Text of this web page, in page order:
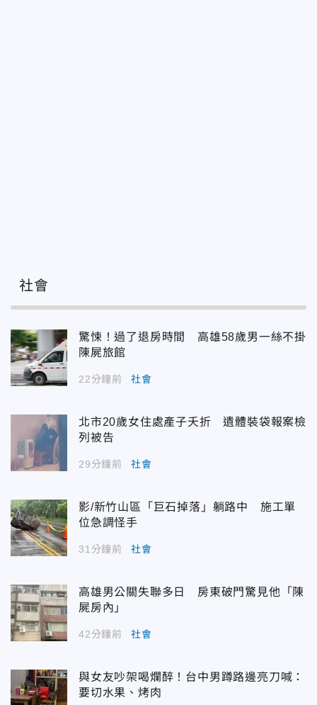
社會
驚悚！過了退房時間 高雄58歲男一絲不掛
陳屍旅館
22分鐘前 社會
北市20歲女住處產子夭折 遺體裝袋報案檢
列被告
29分鐘前 社會
影/新竹山區「巨石掉落」躺路中 施工單
位急調怪手
31分鐘前 社會
高雄男公關失聯多日 房東破門驚見他「陳
屍房內」
42分鐘前 社會
與女友吵架喝爛醉！台中男蹲路邊亮刀喊：
要切水果、烤肉